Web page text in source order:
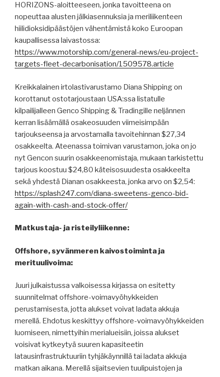
HORIZONS-aloitteeseen, jonka tavoitteena on
nopeuttaa alusten jälkiasennuksia ja meriliikenteen
hiilidioksidipäästöjen vähentämistä koko Euroopan
kaupallisessa laivastossa:
https://www.motorship.com/general-news/eu-project-
targets-fleet-decarbonisation/1509578.article
Kreikkalainen irtolastivarustamo Diana Shipping on
korottanut ostotarjoustaan ​​USA:ssa listatulle
kilpailijalleen Genco Shipping & Tradingille neljännen
kerran lisäämällä osakeosuuden viimeisimpään
tarjoukseensa ja arvostamalla tavoitehinnan $27,34
osakkeelta. Ateenassa toimivan varustamon, joka on jo
nyt Gencon suurin osakkeenomistaja, mukaan tarkistettu
tarjous koostuu $24,80 käteisosuudesta osakkeelta
sekä yhdestä Dianan osakkeesta, jonka arvo on $2,54:
https://splash247.com/diana-sweetens-genco-bid-
again-with-cash-and-stock-offer/
Matkustaja- ja risteilyliikenne:
Offshore, syvänmeren kaivostoiminta ja
merituulivoima:
Juuri julkaistussa valkoisessa kirjassa on esitetty
suunnitelmat offshore-voimavyöhykkeiden
perustamisesta, jotta alukset voivat ladata akkuja
merellä. Ehdotus keskittyy offshore-voimavyöhykkeiden
luomiseen, nimettyihin merialueisiin, joissa alukset
voisivat kytkeytyä suuren kapasiteetin
latausinfrastruktuuriin tyhjäkäynnillä tai ladata akkuja
matkan aikana. Merellä sijaitsevien tuulipuistojen ja